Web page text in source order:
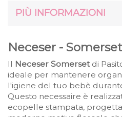
PIÙ INFORMAZIONI
Neceser - Somerset
Il Neceser Somersetdi
ideale per mantenere
l'igiene del tuo bebè
Questo necessaire è
ecopelle stampata,